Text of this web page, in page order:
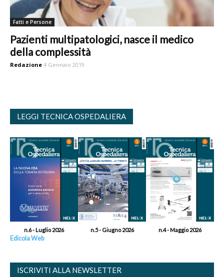
Fatti e Persone
Pazienti multipatologici, nasce il medico
della complessità
Redazione 4 Gennaio 2019
LEGGI TECNICA OSPEDALIERA
n.6 - Luglio 2026 n.5 - Giugno 2026 n.4 - Maggio 2026
Edicola Web
ISCRIVITI ALLA NEWSLETTER